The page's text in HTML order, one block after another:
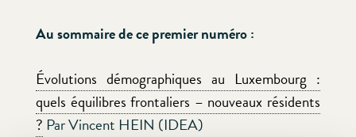
Au sommaire de ce premier numéro :
Évolutions démographiques au Luxembourg :
quels équilibres frontaliers – nouveaux résidents
? Par Vincent HEIN (IDEA)